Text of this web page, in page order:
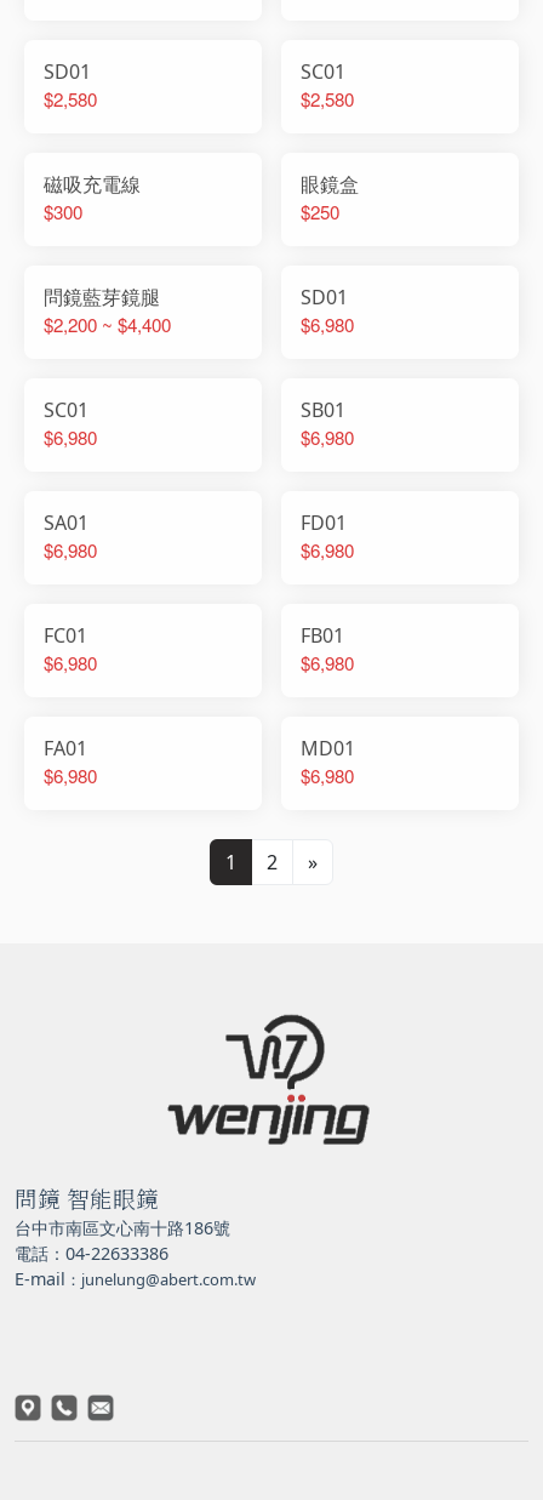
SD01
$2,580
SC01
$2,580
磁吸充電線
$300
眼鏡盒
$250
問鏡藍芽鏡腿
$2,200 ~ $4,400
SD01
$6,980
SC01
$6,980
SB01
$6,980
SA01
$6,980
FD01
$6,980
FC01
$6,980
FB01
$6,980
FA01
$6,980
MD01
$6,980
1 2 »
問鏡 智能眼鏡
台中市南區文心南十路186號
電話：04-22633386
E-mail ：junelung@abert.com.tw